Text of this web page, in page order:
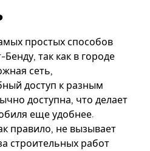
простых способов
так как в городе
сеть,
доступ к разным
доступна, что делает
еще удобнее.
правило, не вызывает
строительных работ